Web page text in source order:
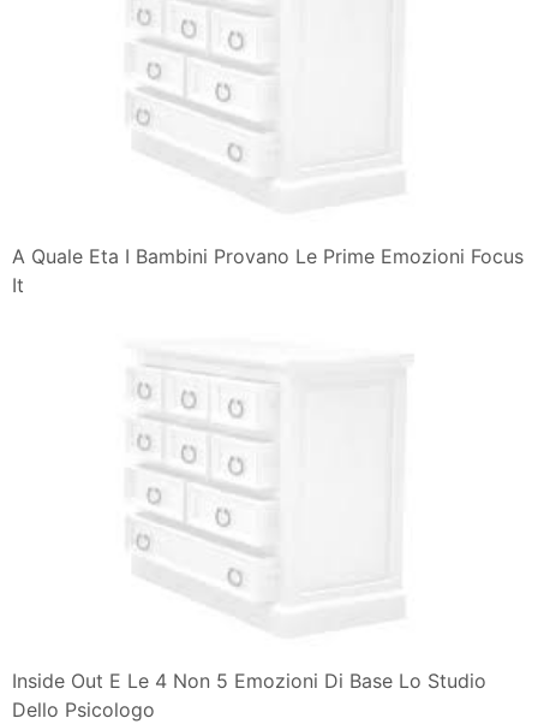
A Quale Eta I Bambini Provano Le Prime Emozioni Focus
It
Inside Out E Le 4 Non 5 Emozioni Di Base Lo Studio
Dello Psicologo